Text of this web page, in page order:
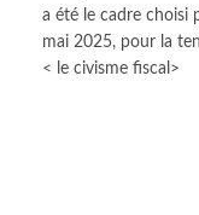
a été le cadre choisi
mai 2025, pour la
< le civisme fiscal>